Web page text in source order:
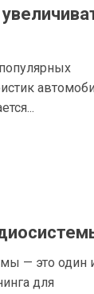
— это один
для